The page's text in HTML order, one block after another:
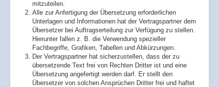
mitzuteilen.
Alle zur Anfertigung der Übersetzung erforderlichen
Unterlagen und Informationen hat der Vertragspartner dem
Übersetzer bei Auftragserteilung zur Verfügung zu stellen.
Hierunter fallen z. B. die Verwendung spezieller
Fachbegriffe, Grafiken, Tabellen und Abkürzungen.
Der Vertragspartner hat sicherzustellen, dass der zu
übersetzende Text frei von Rechten Dritter ist und eine
Übersetzung angefertigt werden darf. Er stellt den
Übersetzer von solchen Ansprüchen Dritter frei und haftet